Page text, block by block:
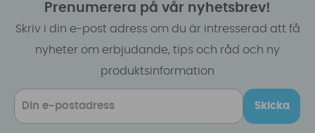
Prenumerera på vår nyhetsbrev!
Skriv i din e-post adress om du är intresserad att få
nyheter om erbjudande, tips och råd och ny
produktsinformation
Skicka